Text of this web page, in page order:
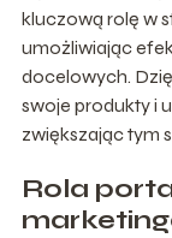
kluczową rolę w
umożliwiając
docelowych.
swoje produkty i
zwiększając tym
Rola